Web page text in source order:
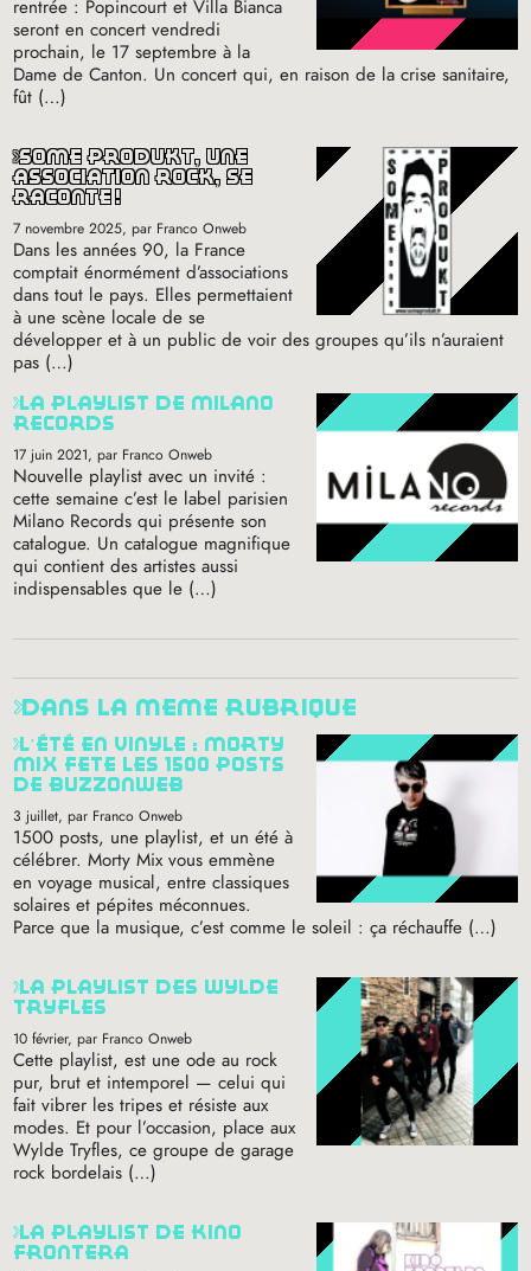
la playlist de milano
records
17 juin 2021, par Franco Onweb
Nouvelle playlist avec un invité :
cette semaine c’est le label parisien
Milano Records qui présente son
catalogue. Un catalogue magnifique
qui contient des artistes aussi
indispensables que le (…)
rentrée : Popincourt et Villa Bianca
seront en concert vendredi
prochain, le 17 septembre à la
Dame de Canton. Un concert qui, en raison de la crise sanitaire,
fût (…)
some produkt, une
association rock, se
raconte !
7 novembre 2025, par Franco Onweb
Dans les années 90, la France
comptait énormément d’associations
dans tout le pays. Elles permettaient
à une scène locale de se
développer et à un public de voir des groupes qu’ils n’auraient
pas (…)
dans la même rubrique
l’été en vinyle : morty
mix fête les 1500 posts
de buzzonweb
3 juillet, par Franco Onweb
1500 posts, une playlist, et un été à
célébrer. Morty Mix vous emmène
en voyage musical, entre classiques
solaires et pépites méconnues.
Parce que la musique, c’est comme le soleil : ça réchauffe (…)
la playlist des wylde
tryfles
10 février, par Franco Onweb
Cette playlist, est une ode au rock
pur, brut et intemporel — celui qui
fait vibrer les tripes et résiste aux
modes. Et pour l’occasion, place aux
Wylde Tryfles, ce groupe de garage
rock bordelais (…)
la playlist de kino
frontera